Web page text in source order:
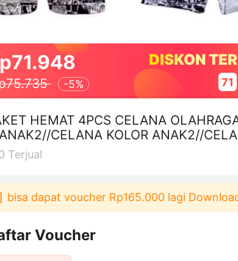
-5%
DISKON
71
HEMAT 4PCS CELANA
CELANA KOLOR ANAK2//
Terjual
voucher Rp165.000 lagi Download &
Voucher